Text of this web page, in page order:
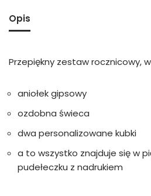
Opis
Przepiękny zestaw rocznicowy,
aniołek gipsowy
ozdobna świeca
dwa personalizowane kubki
a to wszystko znajduje się w
pudełeczku z nadrukiem